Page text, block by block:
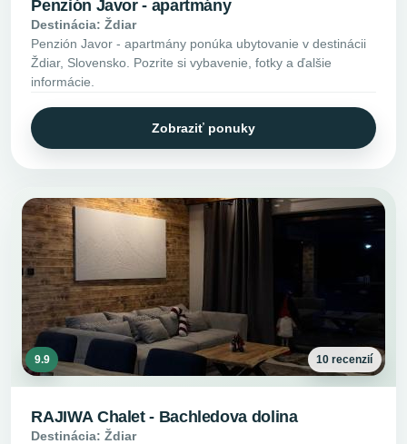
Penzión Javor - apartmány
Destinácia: Ždiar
Penzión Javor - apartmány ponúka ubytovanie v destinácii
Ždiar, Slovensko. Pozrite si vybavenie, fotky a ďalšie
informácie.
Zobraziť ponuky
9.9 10 recenzií
RAJIWA Chalet - Bachledova dolina
Destinácia: Ždiar